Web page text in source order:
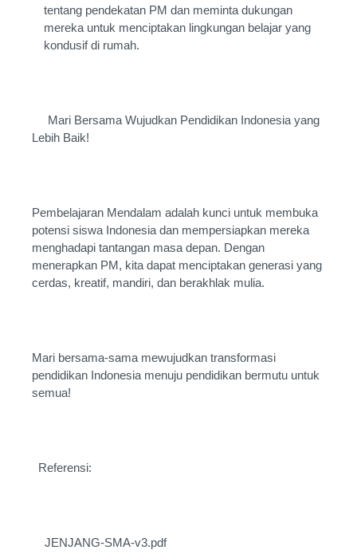
tentang pendekatan PM dan meminta dukungan
mereka untuk menciptakan lingkungan belajar yang
kondusif di rumah.
Mari Bersama Wujudkan Pendidikan Indonesia yang
Lebih Baik!
Pembelajaran Mendalam adalah kunci untuk membuka
potensi siswa Indonesia dan mempersiapkan mereka
menghadapi tantangan masa depan. Dengan
menerapkan PM, kita dapat menciptakan generasi yang
cerdas, kreatif, mandiri, dan berakhlak mulia.
Mari bersama-sama mewujudkan transformasi
pendidikan Indonesia menuju pendidikan bermutu untuk
semua!
Referensi:
JENJANG-SMA-v3.pdf